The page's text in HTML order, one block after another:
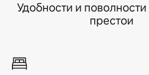
Удобности и
престои